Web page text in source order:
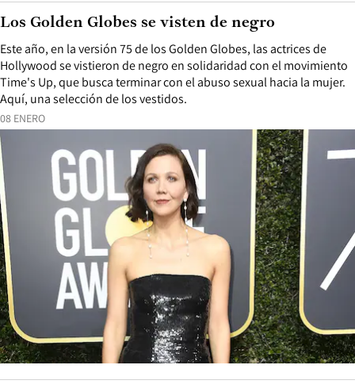
08 ENERO
Este año, en la versión 75 de los Golden Globes, las actrices de
Hollywood se vistieron de negro en solidaridad con el movimiento
Time's Up, que busca terminar con el abuso sexual hacia la mujer.
Aquí, una selección de los vestidos.
Los Golden Globes se visten de negro